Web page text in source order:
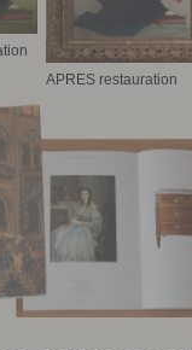
APRES restauration